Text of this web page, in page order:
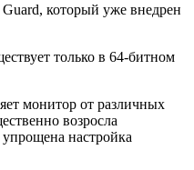
который уже внедрен
только в 64-битном
монитор от различных
возросла
настройка